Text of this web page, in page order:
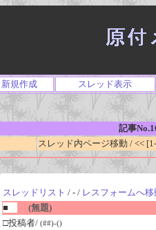
新規作成 スレッド表示
記事
スレッド内ページ移動 / <<
スレッドリスト / - / レスフォームへ移
■
(無題)
□投稿者/ (##)-()